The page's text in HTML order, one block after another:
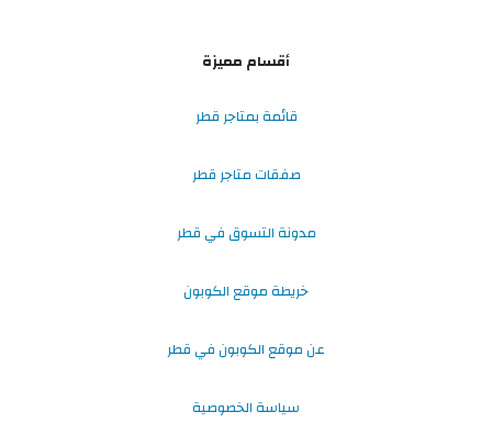
أقسام مميزة
قائمة بمتاجر قطر
صفقات متاجر قطر
مدونة التسوق في قطر
خريطة موقع الكوبون
عن موقع الكوبون في قطر
سياسة الخصوصية